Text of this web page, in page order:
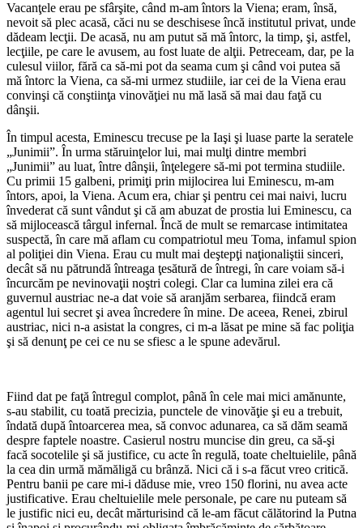
Vacanţele erau pe sfârşite, când m-am întors la Viena; eram, însă,
nevoit să plec acasă, căci nu se deschisese încă institutul privat, unde
dădeam lecţii. De acasă, nu am putut să mă întorc, la timp, şi, astfel,
lecţiile, pe care le avusem, au fost luate de alţii. Petreceam, dar, pe la
culesul viilor, fără ca să-mi pot da seama cum şi când voi putea să
mă întorc la Viena, ca să-mi urmez studiile, iar cei de la Viena erau
convinşi că conştiinţa vinovăţiei nu mă lasă să mai dau faţă cu
dânşii.
În timpul acesta, Eminescu trecuse pe la Iaşi şi luase parte la seratele
„Junimii”. În urma stăruinţelor lui, mai mulţi dintre membri
„Junimii” au luat, între dânşii, înţelegere să-mi pot termina studiile.
Cu primii 15 galbeni, primiţi prin mijlocirea lui Eminescu, m-am
întors, apoi, la Viena. Acum era, chiar şi pentru cei mai naivi, lucru
învederat că sunt vândut şi că am abuzat de prostia lui Eminescu, ca
să mijlocească târgul infernal. Încă de mult se remarcase intimitatea
suspectă, în care mă aflam cu compatriotul meu Toma, infamul spion
al poliţiei din Viena. Erau cu mult mai deştepţi naţionaliştii sinceri,
decât să nu pătrundă întreaga ţesătură de întregi, în care voiam să-i
încurcăm pe nevinovaţii noştri colegi. Clar ca lumina zilei era că
guvernul austriac ne-a dat voie să aranjăm serbarea, fiindcă eram
agentul lui secret şi avea încredere în mine. De aceea, Renei, zbirul
austriac, nici n-a asistat la congres, ci m-a lăsat pe mine să fac poliţia
şi să denunţ pe cei ce nu se sfiesc a le spune adevărul.
Fiind dat pe faţă întregul complot, până în cele mai mici amănunte,
s-au stabilit, cu toată precizia, punctele de vinovăţie şi eu a trebuit,
îndată după întoarcerea mea, să convoc adunarea, ca să dăm seamă
despre faptele noastre. Casierul nostru muncise din greu, ca să-şi
facă socotelile şi să justifice, cu acte în regulă, toate cheltuielile, până
la cea din urmă mămăligă cu brânză. Nici că i s-a făcut vreo critică.
Pentru banii pe care mi-i dăduse mie, vreo 150 florini, nu avea acte
justificative. Erau cheltuielile mele personale, pe care nu puteam să
le justific nici eu, decât mărturisind că le-am făcut călătorind la Putna